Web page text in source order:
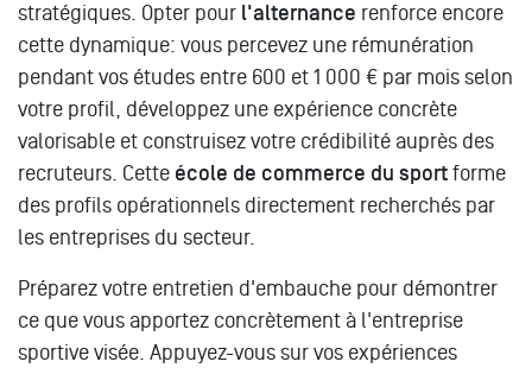
stratégiques. Opter pour l'alternance renforce encore
cette dynamique: vous percevez une rémunération
pendant vos études entre 600 et 1 000 € par mois selon
votre profil, développez une expérience concrète
valorisable et construisez votre crédibilité auprès des
recruteurs. Cette école de commerce du sport forme
des profils opérationnels directement recherchés par
les entreprises du secteur.
Préparez votre entretien d'embauche pour démontrer
ce que vous apportez concrètement à l'entreprise
sportive visée. Appuyez-vous sur vos expériences